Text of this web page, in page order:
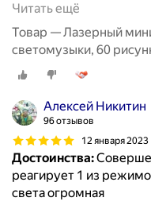
Читать ещё
Товар — Лазерный
светомузыки, 60
Алексей Никитин
96 отзывов
12 января 2023
Достоинства:
реагирует 1 из
света огромная